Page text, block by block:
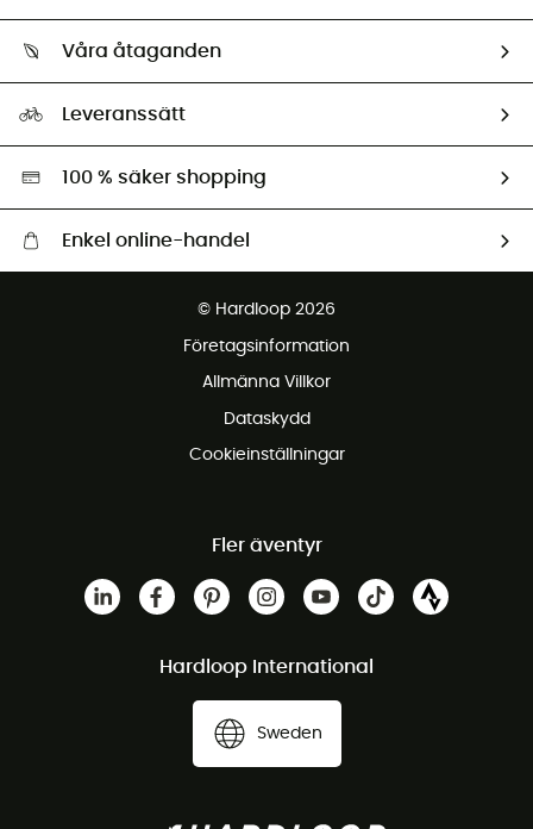
Retur & återbetalning
Ambassadörer
Våra åtaganden
Miljöanpassat urval
Leveranssätt
100 % säker shopping
Enkel online-handel
© Hardloop 2026
Företagsinformation
Allmänna Villkor
Dataskydd
Cookieinställningar
Fler äventyr
Hardloop International
Sweden